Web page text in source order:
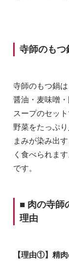
寺師のもつ
寺師のもつ鍋
醤油・麦味噌
スープのセッ
野菜をたっぷ
まみが染み出
く食べられま
です。
■ 肉の寺師
理由
【理由①】精